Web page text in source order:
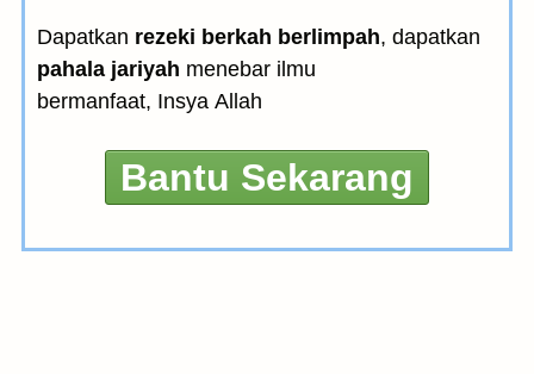
Dapatkan rezeki berkah berlimpah, dapatkan
pahala jariyah menebar ilmu
bermanfaat, Insya Allah
Bantu Sekarang